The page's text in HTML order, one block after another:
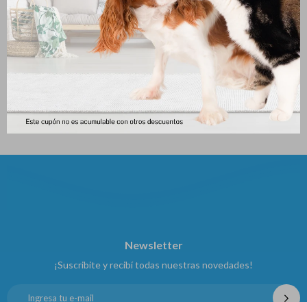
Escama
Sera Goldy Color Spirul 95gr
498
Newsletter
¡Suscribite y recibí todas nuestras novedades!